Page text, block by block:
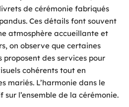
de cérémonie fabriqués
Ces détails font souvent
atmosphère accueillante et
on observe que certaines
proposent des services pour
cohérents tout en
mariés. L’harmonie dans le
l’ensemble de la cérémonie.